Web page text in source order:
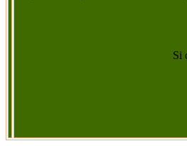
Si